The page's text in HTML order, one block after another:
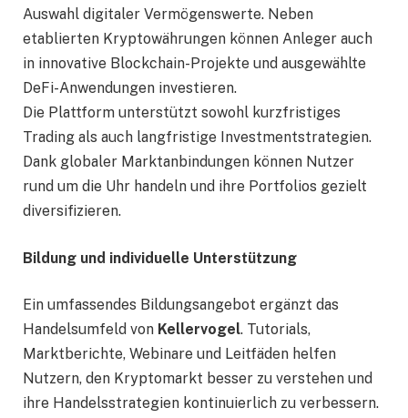
Auswahl digitaler Vermögenswerte. Neben
etablierten Kryptowährungen können Anleger auch
in innovative Blockchain-Projekte und ausgewählte
DeFi-Anwendungen investieren.
Die Plattform unterstützt sowohl kurzfristiges
Trading als auch langfristige Investmentstrategien.
Dank globaler Marktanbindungen können Nutzer
rund um die Uhr handeln und ihre Portfolios gezielt
diversifizieren.
Bildung und individuelle Unterstützung
Ein umfassendes Bildungsangebot ergänzt das
Handelsumfeld von Kellervogel. Tutorials,
Marktberichte, Webinare und Leitfäden helfen
Nutzern, den Kryptomarkt besser zu verstehen und
ihre Handelsstrategien kontinuierlich zu verbessern.